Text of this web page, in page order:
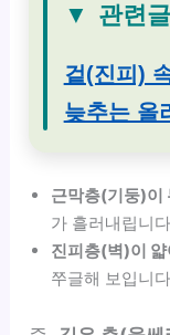
▼ 관련
겉(진피)
늦추는 올
근막층(기둥)이
가 흘러내립니
진피층(벽)이
쭈글해 보입니